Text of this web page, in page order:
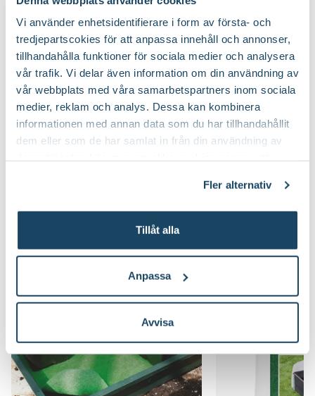
Vi använder enhetsidentifierare i form av första- och
tredjepartscokies för att anpassa innehåll och annonser,
tillhandahålla funktioner för sociala medier och analysera
vår trafik. Vi delar även information om din användning av
vår webbplats med våra samarbetspartners inom sociala
medier, reklam och analys. Dessa kan kombinera
informationen med annan data som du har tillhandahållit
dem eller som de har samlat in från din användning av
Fler alternativ
Tillåt alla
Anpassa
Avvisa
Fiberpots / Fiberkruka
Nelson Garden
3990
Välj butik
Online
Fåtal i lager
Till Produkten
till Fiberpots / Fiberkruka produktsida
Nelson Garden
Välj butik
Online
Till
2 för 120:-